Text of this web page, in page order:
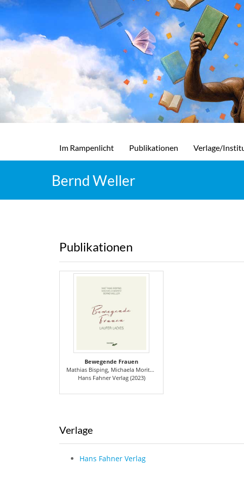
Im Rampenlicht Publikationen Verlage/
Bernd Weller
Publikationen
Bewegende Frauen
Mathias Bisping, Michaela Moritz, Bernd Weller Kunstverein Lauf. Gesellschaft Zimmermuseum e.V.
Hans Fahner Verlag (2023)
Verlage
Hans Fahner Verlag